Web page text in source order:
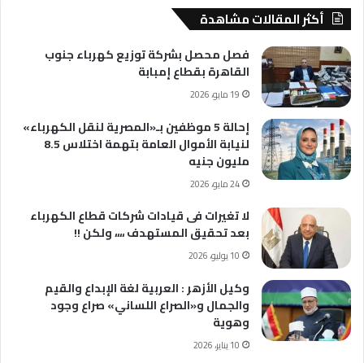
أكثر المقالات مشاهدة
فصل محصل بشركة توزيع كهرباء جنوب
القاهرة بقطاع إمبابة
19 مايو، 2026
إحالة 5 موظفين بـ«المصرية لنقل الكهرباء»
لنيابة الأموال العامة بتهمة اختلاس 8.5
مليون جنيه
24 مايو، 2026
لا تغيرات فى قيادات شركات قطاع الكهرباء
بعد تحقيق المستهدف ،،،، ولكن !!
10 يوليو، 2026
وكيل الأزهر : العربية لغة الإبداع والقيم
والجمال و«الصراع اللساني» صراع وجود
وهوية
10 يناير، 2026